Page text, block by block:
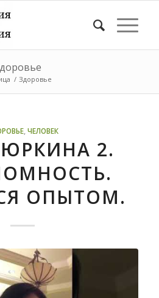
/ Здоровье
,ЧЕЛОВЕК
2.
ОПЫТОМ.